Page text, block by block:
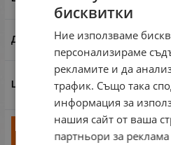
45 - 50, 50 -
бисквитки
Ние използваме
персонализираме
рекламите и да
трафик. Също така
информация за
нашия сайт от ваша
партньори за